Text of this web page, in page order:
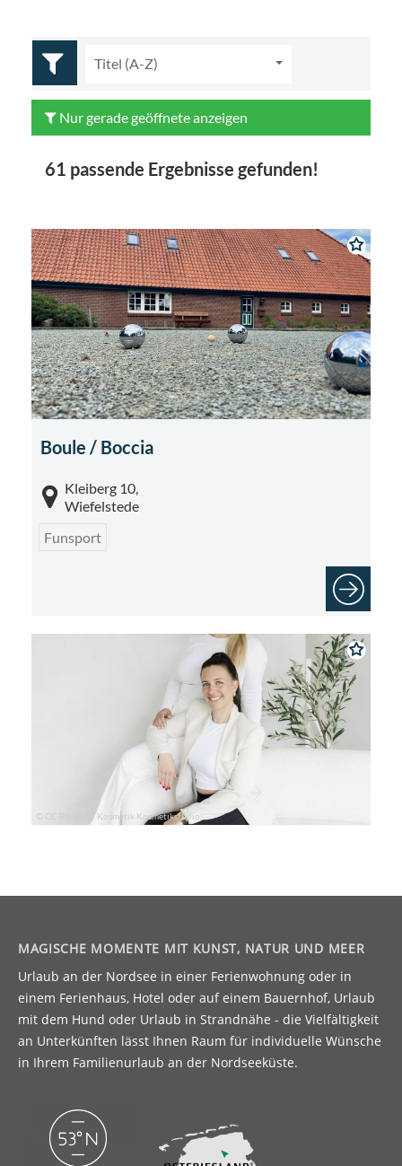
MAGISCHE MOMENTE MIT KUNST, NATUR UND MEER
Urlaub an der Nordsee in einer Ferienwohnung oder in
einem Ferienhaus, Hotel oder auf einem Bauernhof, Urlaub
mit dem Hund oder Urlaub in Strandnähe - die Vielfältigkeit
an Unterkünften lässt Ihnen Raum für individuelle Wünsche
in Ihrem Familienurlaub an der Nordseeküste.